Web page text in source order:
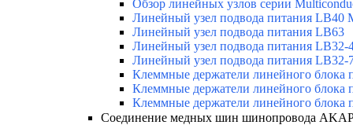
Обзор линейных узлов серии
Линейный узел подвода питания LB40
Линейный узел подвода питания LB63
Линейный узел подвода питания LB32-
Линейный узел подвода питания LB32-
Клеммные держатели линейного блока
Клеммные держатели линейного блока
Клеммные держатели линейного блока
Соединение медных шин шинопровода